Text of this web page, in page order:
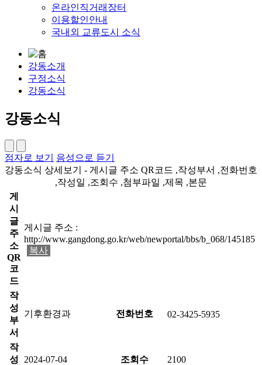
온라인직거래장터
이용할인안내
국내외 교류도시 소식
강동소개
구정소식
강동소식
강동소식
점자로 보기
음성으로 듣기
강동소식 상세보기 - 게시글 주소 QR코드 ,작성부서 ,전화번호
,작성일 ,조회수 ,첨부파일 ,제목 ,본문
게
시
글
주
소
QR
코
드
게시글 주소 :
http://www.gangdong.go.kr/web/newportal/bbs/b_068/145185
복사
작
성
부
서
기후환경과 전화번호 02-3425-5935
작
성
2024-07-04 조회수 2100